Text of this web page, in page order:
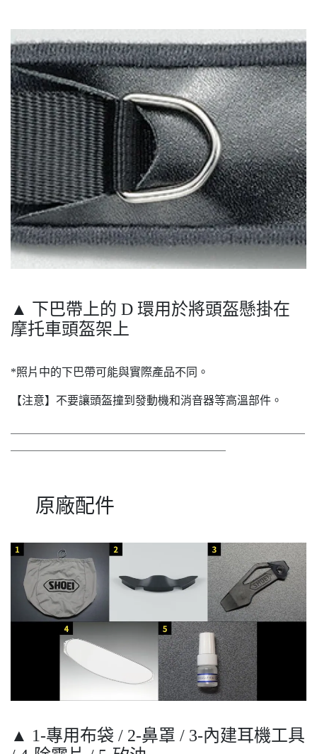
▲ 下巴帶上的 D 環用於將頭盔懸掛在
摩托車頭盔架上
*照片中的下巴帶可能與實際產品不同。
【注意】不要讓頭盔撞到發動機和消音器等高溫部件。
原廠配件
▲ 1-專用布袋 / 2-鼻罩 / 3-內建耳機工具